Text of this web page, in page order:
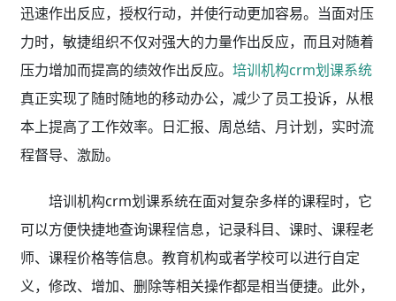
迅速作出反应，授权行动，并使行动更加容易。当面对压
力时，敏捷组织不仅对强大的力量作出反应，而且对随着
压力增加而提高的绩效作出反应。 培训机构crm划课系统
真正实现了随时随地的移动办公，减少了员工投诉，从根
本上提高了工作效率。日汇报、周总结、月计划，实时流
程督导、激励。
培训机构crm划课系统在面对复杂多样的课程时，它
可以方便快捷地查询课程信息，记录科目、课时、课程老
师、课程价格等信息。教育机构或者学校可以进行自定
义，修改、增加、删除等相关操作都是相当便捷。此外，